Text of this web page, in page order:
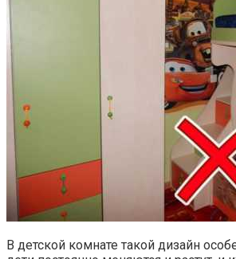
В детской комнате такой дизайн